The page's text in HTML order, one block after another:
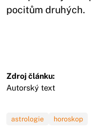
pocitům druhých.
Zdroj článku:
Autorský text
astrologie horoskop